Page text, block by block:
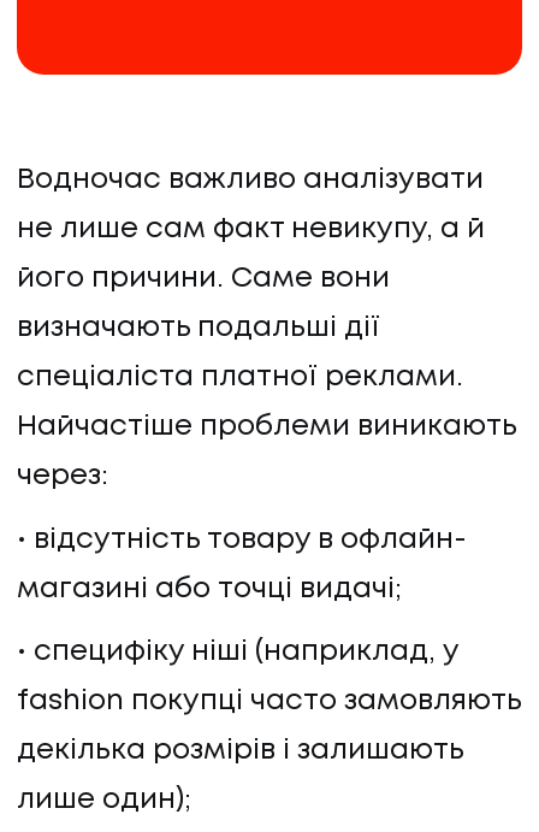
Водночас важливо аналізувати
не лише сам факт невикупу, а й
його причини. Саме вони
визначають подальші дії
спеціаліста платної реклами.
Найчастіше проблеми виникають
через:
відсутність товару в офлайн-
магазині або точці видачі;
специфіку ніші (наприклад, у
fashion покупці часто замовляють
декілька розмірів і залишають
лише один);